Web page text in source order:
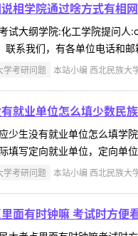
相学院通过啥方式有相
试大纲学院:化工学院提问
联系我们，有各单位电话和邮
学考研问题 本站小编 西北民族大
就业单位怎么填少数民
少生没有就业单位怎么填学
填写定向就业单位，定向单
学考研问题 本站小编 西北民族大
面有时钟嘛 考试时方便